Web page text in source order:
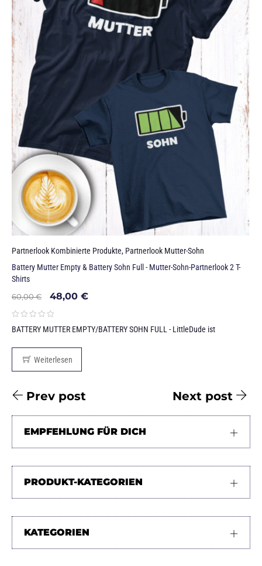
Partnerlook Kombinierte Produkte, Partnerlook Mutter-Sohn
Battery Mutter Empty & Battery Sohn Full - Mutter-Sohn-Partnerlook 2 T-
Shirts
60,00€ 48,00 €
BATTERY MUTTER EMPTY/BATTERY SOHN FULL - LittleDude ist
Weiterlesen
Prev post Next post
EMPFEHLUNG FÜR DICH
PRODUKT-KATEGORIEN
KATEGORIEN